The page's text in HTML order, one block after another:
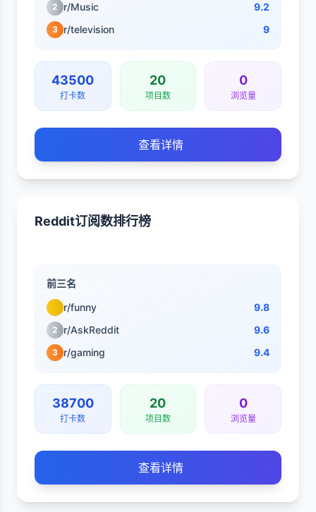
2 r/Music 9.2
3 r/television 9
43500
打卡数
20
项目数
0
浏览量
查看详情
Reddit订阅数排行榜
前三名
r/funny
9.8
2 r/AskReddit 9.6
3 r/gaming 9.4
38700
打卡数
20
项目数
0
浏览量
查看详情